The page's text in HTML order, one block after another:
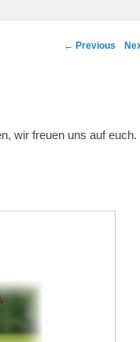
Post
← Previous
wir freuen uns auf euch.